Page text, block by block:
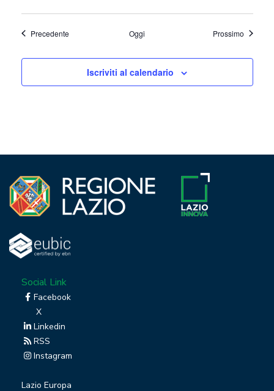
PrecedenteEventi Oggi ProssimoEventi
Iscriviti al calendario
Social Link
Facebook
X
Linkedin
RSS
Instagram
Lazio Europa